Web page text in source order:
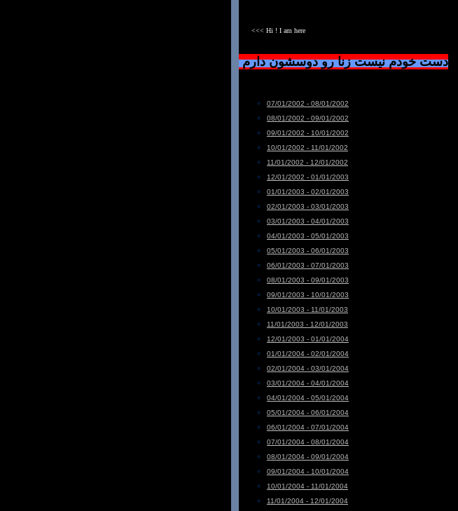
<<< Hi ! I am here
دست خودم نیست زنا رو دوسشون دارم
07/01/2002 - 08/01/2002
08/01/2002 - 09/01/2002
09/01/2002 - 10/01/2002
10/01/2002 - 11/01/2002
11/01/2002 - 12/01/2002
12/01/2002 - 01/01/2003
01/01/2003 - 02/01/2003
02/01/2003 - 03/01/2003
03/01/2003 - 04/01/2003
04/01/2003 - 05/01/2003
05/01/2003 - 06/01/2003
06/01/2003 - 07/01/2003
08/01/2003 - 09/01/2003
09/01/2003 - 10/01/2003
10/01/2003 - 11/01/2003
11/01/2003 - 12/01/2003
12/01/2003 - 01/01/2004
01/01/2004 - 02/01/2004
02/01/2004 - 03/01/2004
03/01/2004 - 04/01/2004
04/01/2004 - 05/01/2004
05/01/2004 - 06/01/2004
06/01/2004 - 07/01/2004
07/01/2004 - 08/01/2004
08/01/2004 - 09/01/2004
09/01/2004 - 10/01/2004
10/01/2004 - 11/01/2004
11/01/2004 - 12/01/2004